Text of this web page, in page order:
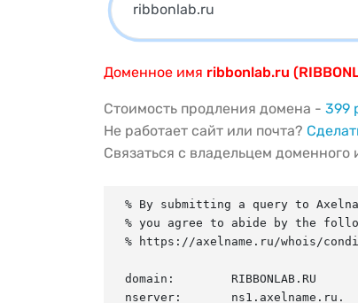
Доменное имя ribbonlab.ru
Стоимость продления домена - 399
Не работает сайт или почта?
Связаться с владельцем доменного
% By submitting a query to
% you agree to abide by the
% https://axelname.ru/whois/
domain:        RIBBONLAB.RU
nserver:       ns1.axelname.ru.